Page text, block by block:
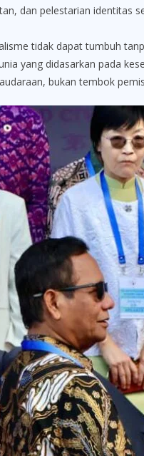
dan pelestarian identitas
tidak dapat tumbuh
yang didasarkan pada
bukan tembok